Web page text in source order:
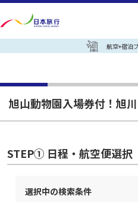
航空+宿泊
旭山動物園入場券付！旭
STEP① 日程・航空便選択
選択中の検索条件